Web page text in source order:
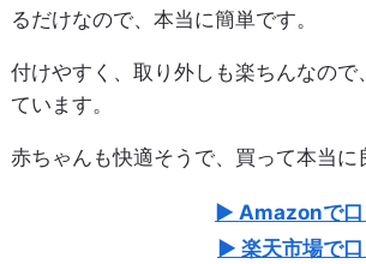
るだけなので、本当に簡単です。
付けやすく、取り外しも楽ちんなので
ています。
赤ちゃんも快適そうで、買って本当に
Amazonで口
楽天市場で